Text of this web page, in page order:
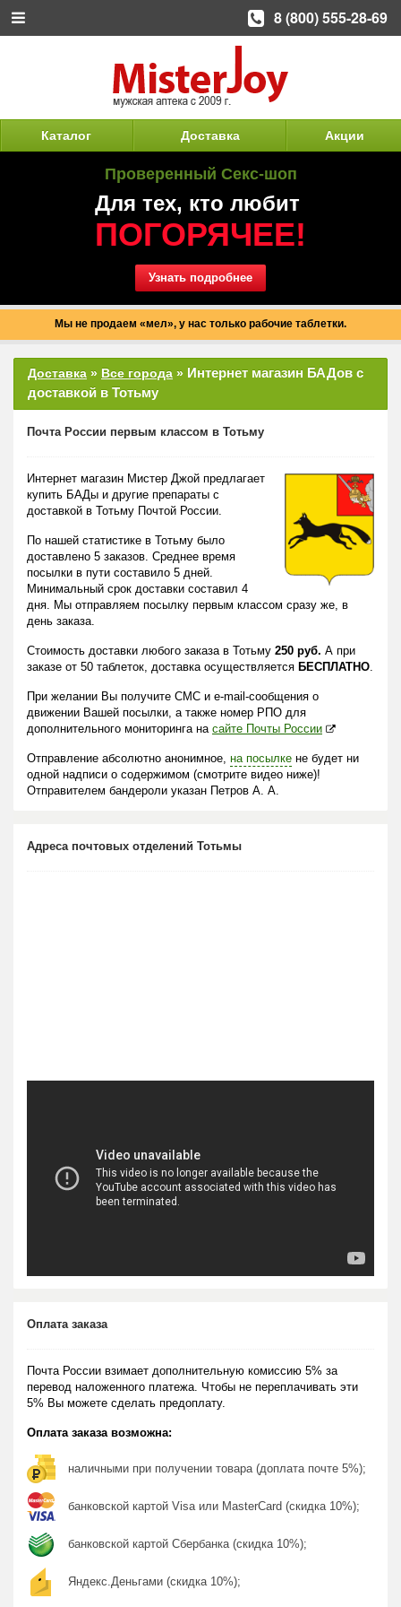
Каталог Доставка Акции
Проверенный Секс-шоп
Для тех, кто любит
ПОГОРЯЧЕЕ!
Узнать подробнее
Мы не продаем «мел», у нас только рабочие таблетки.
Доставка » Все города » Интернет магазин БАДов с
доставкой в Тотьму
Почта России первым классом в Тотьму
Интернет магазин Мистер Джой предлагает
купить БАДы и другие препараты с
доставкой в Тотьму Почтой России.
По нашей статистике в Тотьму было
доставлено 5 заказов. Среднее время
посылки в пути составило 5 дней.
Минимальный срок доставки составил 4
дня. Мы отправляем посылку первым классом сразу же, в
день заказа.
Стоимость доставки любого заказа в Тотьму 250 руб. А при
заказе от 50 таблеток, доставка осуществляется БЕСПЛАТНО.
При желании Вы получите СМС и e-mail-сообщения о
движении Вашей посылки, а также номер РПО для
дополнительного мониторинга на сайте Почты России
Отправление абсолютно анонимное, на посылке не будет ни
одной надписи о содержимом (смотрите видео ниже)!
Отправителем бандероли указан Петров А. А.
Адреса почтовых отделений Тотьмы
Оплата заказа
Почта России взимает дополнительную комиссию 5% за
перевод наложенного платежа. Чтобы не переплачивать эти
5% Вы можете сделать предоплату.
Оплата заказа возможна:
наличными при получении товара (доплата почте 5%);
банковской картой Visa или MasterCard (скидка 10%);
банковской картой Сбербанка (скидка 10%);
Яндекс.Деньгами (скидка 10%);
8 (800) 555-28-69